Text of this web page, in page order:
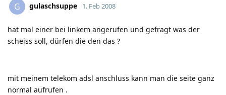
G gulaschsuppe 1. Feb 2008
hat mal einer bei linkem angerufen und gefragt was der
scheiss soll, dürfen die den das ?
mit meinem telekom adsl anschluss kann man die seite ganz
normal aufrufen .